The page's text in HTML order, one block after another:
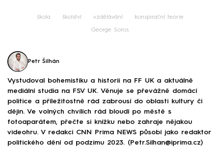
škola školství vzdělávání konspirační teorie
George Soros
Petr Šilhán
Vystudoval bohemistiku a historii na FF UK a aktuálně
mediální studia na FSV UK. Věnuje se převážně domácí
politice a příležitostně rád zabrousí do oblasti kultury či
dějin. Ve volných chvílích rád bloudí po městě s
fotoaparátem, přečte si knížku nebo zahraje nějakou
videohru. V redakci CNN Prima NEWS působí jako redaktor
politického dění od podzimu 2023. (Petr.Silhan@iprima.cz)